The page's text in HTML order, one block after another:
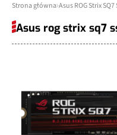
Strona główna Asus ROG Strix SQ7
Asus rog strix sq7